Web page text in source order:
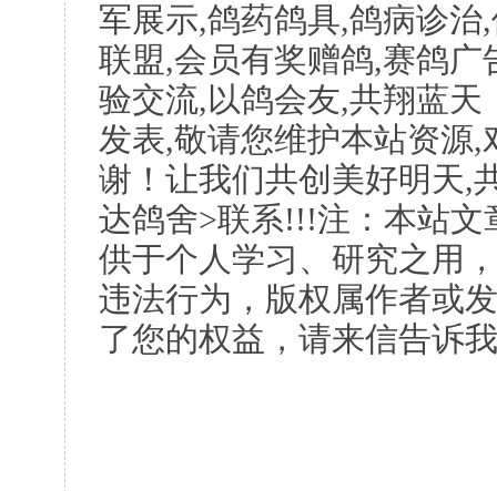
军展示,鸽药鸽具,鸽病诊
联盟,会员有奖赠鸽,赛鸽
验交流,以鸽会友,共翔蓝
发表,敬请您维护本站资源
谢！让我们共创美好明天,
达鸽舍>联系!!!注：本站文
供于个人学习、研究之用
违法行为，版权属作者或
了您的权益，请来信告诉